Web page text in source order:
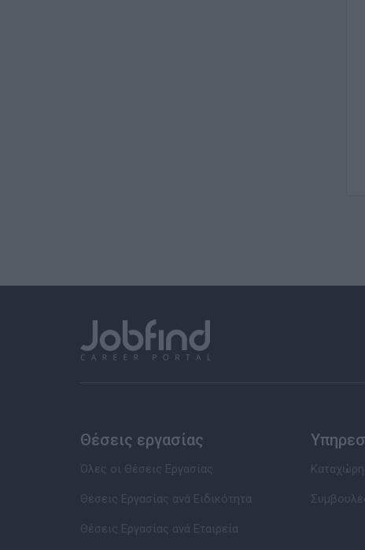
Θέσεις εργασίας
Όλες οι Θέσεις Εργασίας
Θέσεις Εργασίας ανά Ειδικότητα
Θέσεις Εργασίας ανά Εταιρεία